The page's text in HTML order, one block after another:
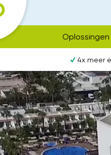
Oplossingen
4x meer